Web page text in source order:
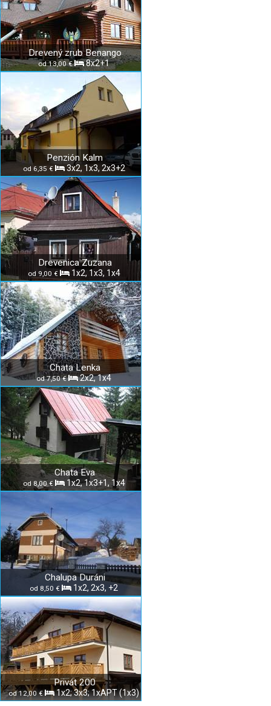
Drevený zrub Benango
od 13,00 € 8x2+1
Penzión Kalm
od 6,35 € 3x2, 1x3, 2x3+2
Drevenica Zuzana
od 9,00 € 1x2, 1x3, 1x4
Chata Lenka
od 7,50 € 2x2, 1x4
Chata Eva
od 8,00 € 1x2, 1x3+1, 1x4
Chalupa Duráni
od 8,50 € 1x2, 2x3, +2
Privát 200
od 12,00 € 1x2; 3x3; 1xAPT (1x3)